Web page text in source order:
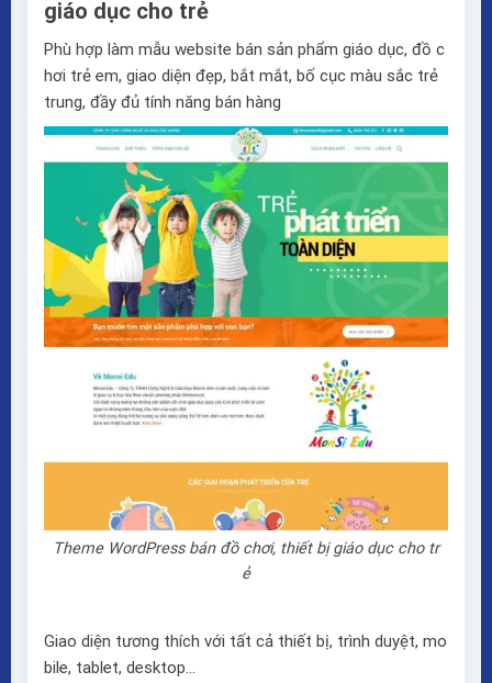
giáo dục cho trẻ
Phù hợp làm mẫu website bán sản phẩm giáo dục, đồ c
hơi trẻ em, giao diện đẹp, bắt mắt, bố cục màu sắc trẻ
trung, đầy đủ tính năng bán hàng
Theme WordPress bán đồ chơi, thiết bị giáo dục cho tr
ẻ
Giao diện tương thích với tất cả thiết bị, trình duyệt, mo
bile, tablet, desktop…